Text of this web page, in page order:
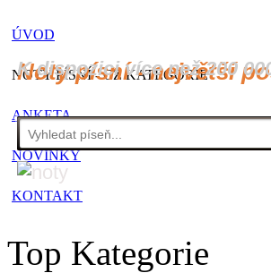
ÚVOD
NOTY PÍSNÍ - CZ KATEGORIE
ANKETA
NOVINKY
KONTAKT
Noty písní - největší
K dispozici více než 200
Top Kategorie